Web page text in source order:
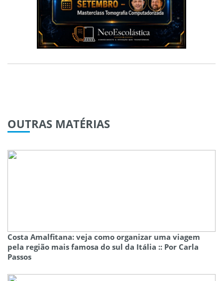
OUTRAS MATÉRIAS
Costa Amalfitana: veja como organizar uma viagem
pela região mais famosa do sul da Itália :: Por Carla
Passos